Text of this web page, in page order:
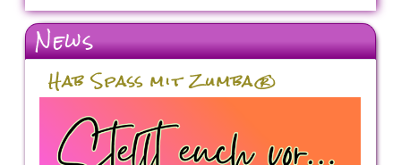
News
Hab Spaß mit Zumba®